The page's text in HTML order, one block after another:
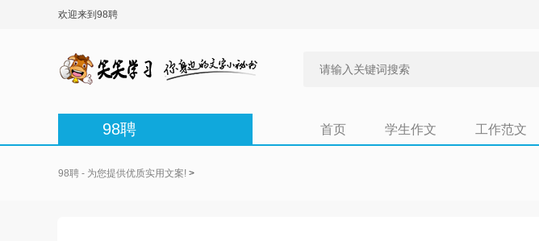
欢迎来到98聘
98聘 首页 学生作文 工作范文
98聘 - 为您提供优质实用文案! >